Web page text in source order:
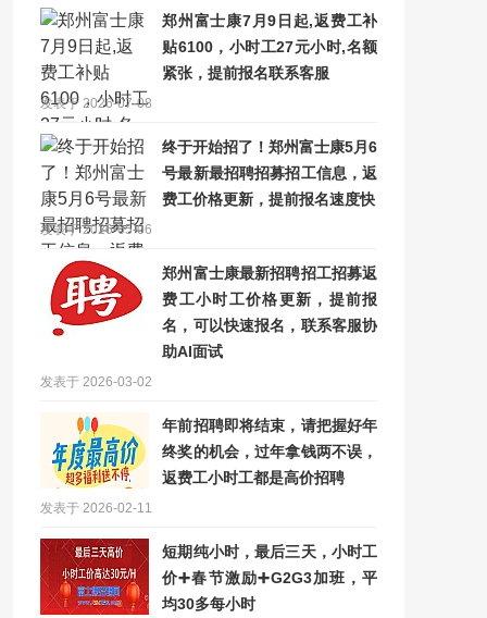
郑州富士康7月9日起,返费工补
贴6100，小时工27元小时,名额
紧张，提前报名联系客服
发表于 2026-07-08
终于开始招了！郑州富士康5月6
号最新最招聘招募招工信息，返
费工价格更新，提前报名速度快
发表于 2026-05-06
郑州富士康最新招聘招工招募返
费工小时工价格更新，提前报
名，可以快速报名，联系客服协
助AI面试
发表于 2026-03-02
年前招聘即将结束，请把握好年
终奖的机会，过年拿钱两不误，
返费工小时工都是高价招聘
发表于 2026-02-11
短期纯小时，最后三天，小时工
价➕春节激励➕G2G3加班，平
均30多每小时